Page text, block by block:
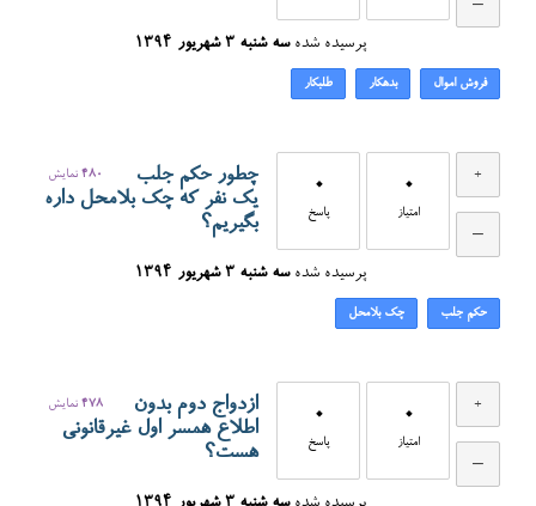
پرسیده شده سه شنبه ۳ شهریور ۱۳۹۴
فروش اموال بدهکار طلبکار
0
امتیاز
0
پاسخ
480 نمایش
چطور حکم جلب
یک نفر که چک بلامحل داره
بگیریم؟
پرسیده شده سه شنبه ۳ شهریور ۱۳۹۴
حکم جلب چک بلامحل
0
امتیاز
0
پاسخ
478 نمایش
ازدواج دوم بدون
اطلاع همسر اول غیرقانونی
هست؟